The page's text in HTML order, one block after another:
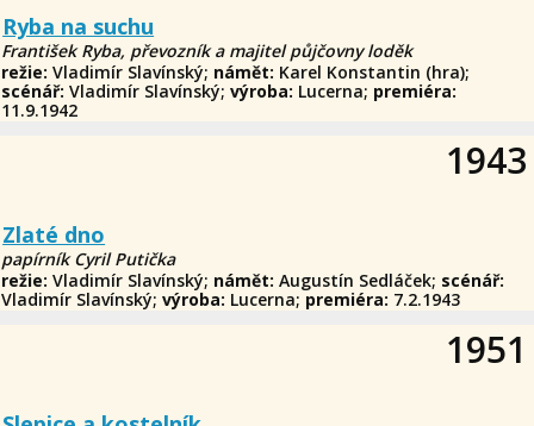
Ryba na suchu
František Ryba, převozník a majitel půjčovny loděk
režie: Vladimír Slavínský; námět: Karel Konstantin (hra);
scénář: Vladimír Slavínský;výroba: Lucerna; premiéra:
11.9.1942
1943
Zlaté dno
papírník Cyril Putička
režie: Vladimír Slavínský; námět:Augustín Sedláček; scénář:
Vladimír Slavínský;výroba: Lucerna; premiéra: 7.2.1943
1951